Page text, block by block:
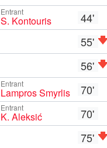
Entrant
S. Kontouris
44'
55'
56'
Entrant
Lampros Smyrlis 70'
Entrant
K. Aleksić
70'
75'